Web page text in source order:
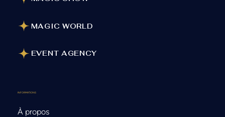
MAGIC WORLD
EVENT AGENCY
À propos
INFORMATIONS